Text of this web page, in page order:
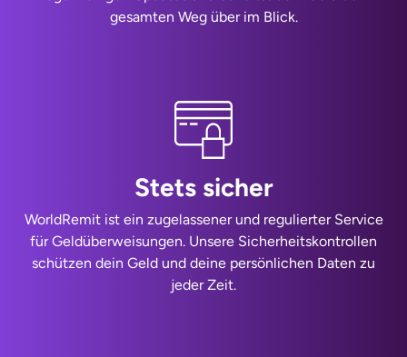
gesamten Weg über im Blick.
Stets sicher
WorldRemit ist ein zugelassener und regulierter Service
für Geldüberweisungen. Unsere Sicherheitskontrollen
schützen dein Geld und deine persönlichen Daten zu
jeder Zeit.